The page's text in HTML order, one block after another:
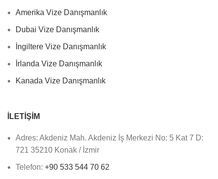
Amerika Vize Danışmanlık
Dubai Vize Danışmanlık
İngiltere Vize Danışmanlık
İrlanda Vize Danışmanlık
Kanada Vize Danışmanlık
İLETIŞIM
Adres: Akdeniz Mah. Akdeniz İş Merkezi No: 5 Kat 7 D:
721 35210 Konak / İzmir
Telefon: +90 533 544 70 62